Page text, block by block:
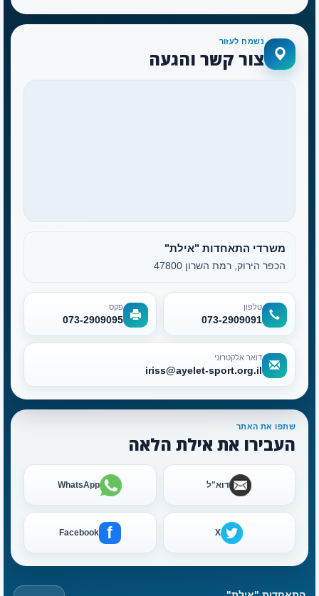
נשמח לעזור
צור קשר והגעה
משרדי התאחדות "אילת"
הכפר הירוק, רמת השרון 47800
טלפון
073-2909091
פקס
073-2909095
דואר אלקטרוני
iriss@ayelet-sport.org.il
שתפו את האתר
העבירו את אילת הלאה
דוא"ל WhatsApp
X
f
Facebook